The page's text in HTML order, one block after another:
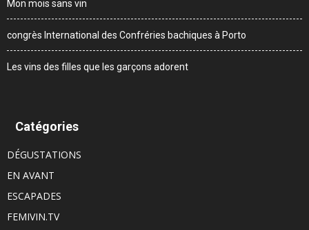
Mon mois sans vin
congrès International des Confréries bachiques à Porto
Les vins des filles que les garçons adorent
Catégories
DÉGUSTATIONS
EN AVANT
ESCAPADES
FEMIVIN.TV